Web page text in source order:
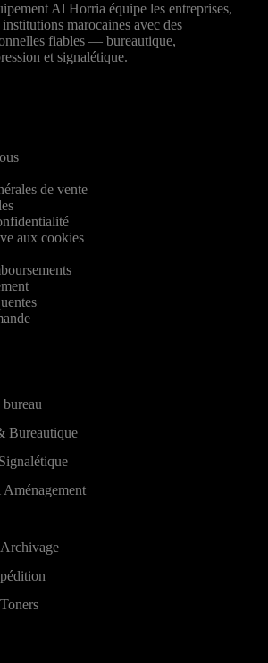
Al Horria équipe les entreprises,
marocaines avec des
fiables — bureautique,
et signalétique.
de vente
aux cookies
Bureautique